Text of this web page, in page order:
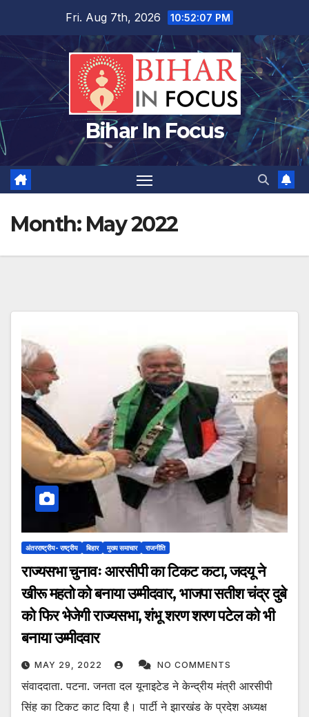
content
Fri. Aug 7th, 2026 10:52:07 PM
Bihar In Focus
Month: May 2022
अंतरराष्ट्रीय- राष्ट्रीय बिहार मुख्य समाचार राजनीति
राज्यसभा चुनावः आरसीपी का टिकट कटा, जदयू ने
खीरू महतो को बनाया उम्मीदवार, भाजपा सतीश चंद्र दुबे
को फिर भेजेगी राज्यसभा, शंभू शरण शरण पटेल को भी
बनाया उम्मीदवार
MAY 29, 2022 NO COMMENTS
संवाददाता. पटना. जनता दल यूनाइटेड ने केन्द्रीय मंत्री आरसीपी
सिंह का टिकट काट दिया है। पार्टी ने झारखंड के प्रदेश अध्यक्ष